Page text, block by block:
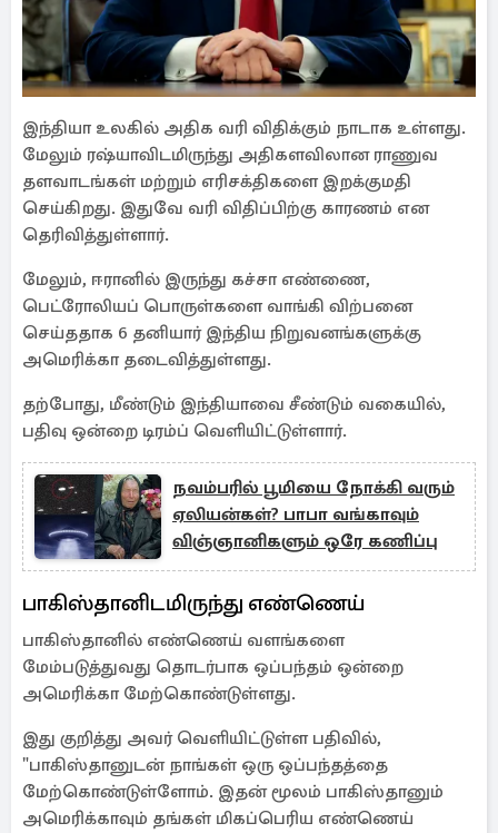
இந்தியா உலகில் அதிக வரி விதிக்கும் நாடாக உள்ளது.
மேலும் ரஷ்யாவிடமிருந்து அதிகளவிலான ராணுவ
தளவாடங்கள் மற்றும் எரிசக்திகளை இறக்குமதி
செய்கிறது. இதுவே வரி விதிப்பிற்கு காரணம் என
தெரிவித்துள்ளார்.
மேலும், ஈரானில் இருந்து கச்சா எண்ணை,
பெட்ரோலியப் பொருள்களை வாங்கி விற்பனை
செய்ததாக 6 தனியார் இந்திய நிறுவனங்களுக்கு
அமெரிக்கா தடைவித்துள்ளது.
தற்போது, மீண்டும் இந்தியாவை சீண்டும் வகையில்,
பதிவு ஒன்றை டிரம்ப் வெளியிட்டுள்ளார்.
நவம்பரில் பூமியை நோக்கி வரும்
ஏலியன்கள்? பாபா வங்காவும்
விஞ்ஞானிகளும் ஒரே கணிப்பு
பாகிஸ்தானிடமிருந்து எண்ணெய்
பாகிஸ்தானில் எண்ணெய் வளங்களை
மேம்படுத்துவது தொடர்பாக ஒப்பந்தம் ஒன்றை
அமெரிக்கா மேற்கொண்டுள்ளது.
இது குறித்து அவர் வெளியிட்டுள்ள பதிவில்,
"பாகிஸ்தானுடன் நாங்கள் ஒரு ஒப்பந்தத்தை
மேற்கொண்டுள்ளோம். இதன் மூலம் பாகிஸ்தானும்
அமெரிக்காவும் தங்கள் மிகப்பெரிய எண்ணெய்